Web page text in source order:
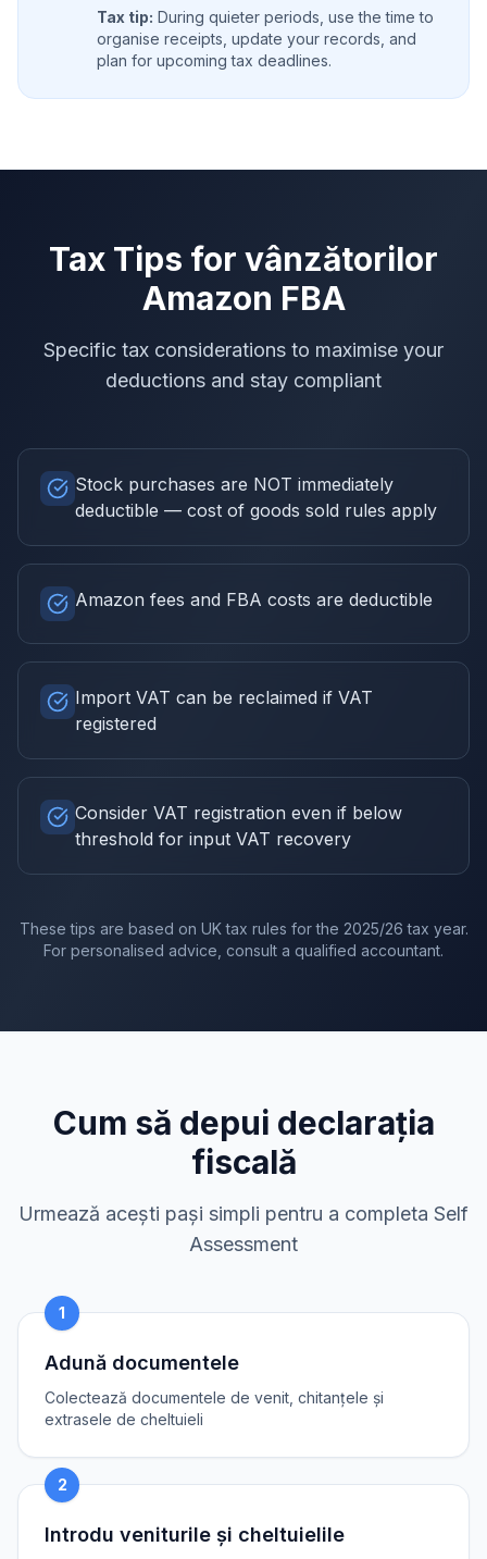
Tax tip: During quieter periods, use the time to
organise receipts, update your records, and
plan for upcoming tax deadlines.
Tax Tips for vânzătorilor
Amazon FBA
Specific tax considerations to maximise your
deductions and stay compliant
Stock purchases are NOT immediately
deductible — cost of goods sold rules apply
Amazon fees and FBA costs are deductible
Import VAT can be reclaimed if VAT
registered
Consider VAT registration even if below
threshold for input VAT recovery
These tips are based on UK tax rules for the 2025/26 tax year.
For personalised advice, consult a qualified accountant.
Cum să depui declarația
fiscală
Urmează acești pași simpli pentru a completa Self
Assessment
1
Adună documentele
Colectează documentele de venit, chitanțele și
extrasele de cheltuieli
2
Introdu veniturile și cheltuielile